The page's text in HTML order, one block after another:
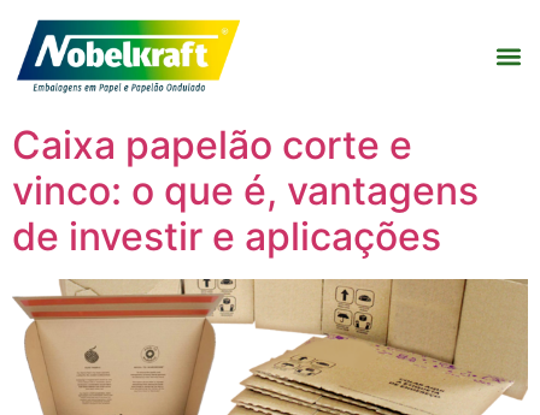
Caixa papelão corte e
vinco: o que é, vantagens
de investir e aplicações